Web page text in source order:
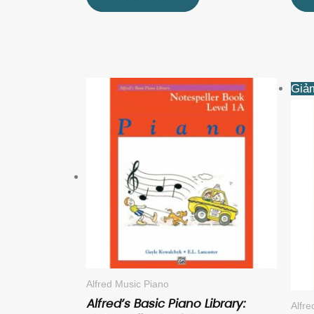
Alfred Music Piano
Alfred’s Basic Piano Library: